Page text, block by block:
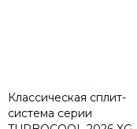
Классическая сплит-
система серии